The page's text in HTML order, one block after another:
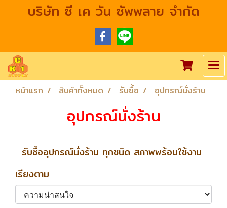
บริษัท ซี เค วัน ซัพพลาย จำกัด
หน้าแรก สินค้าทั้งหมด รับซื้อ อุปกรณ์นั่งร้าน
อุปกรณ์นั่งร้าน
รับซื้ออุปกรณ์นั่งร้าน ทุกชนิด สภาพพร้อมใช้งาน
เรียงตาม